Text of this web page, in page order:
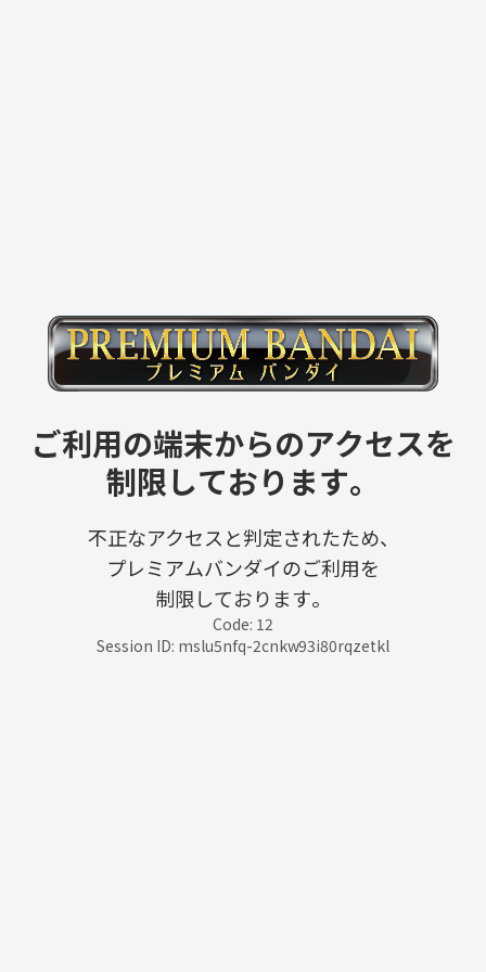
ご利用の端末からのアクセスを
制限しております。
不正なアクセスと判定されたため、
プレミアムバンダイのご利用を
制限しております。
Code: 12
Session ID: mslu5nfq-2cnkw93i80rqzetkl